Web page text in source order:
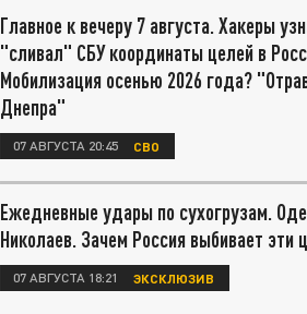
Главное к вечеру 7 августа. Хакеры
"сливал" СБУ координаты целей в
Мобилизация осенью 2026 года?
Днепра"
07 АВГУСТА 20:45 СВО
Ежедневные удары по сухогрузам.
Николаев. Зачем Россия выбивает эти
07 АВГУСТА 18:21 ЭКСКЛЮЗИВ